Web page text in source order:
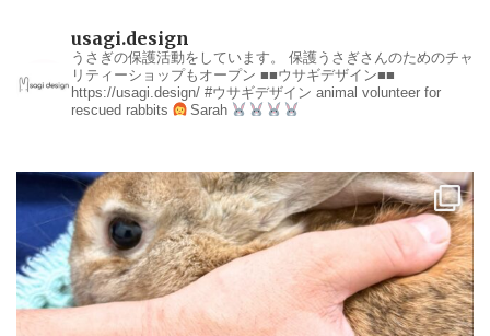
usagi.design
うさぎの保護活動をしています。
保護うさぎさんのためのチャ
リティーショップもオープン ■■ウサギデザイン■■
https://usagi.design/ #ウサギデザイン animal volunteer for
rescued rabbits
Sarah